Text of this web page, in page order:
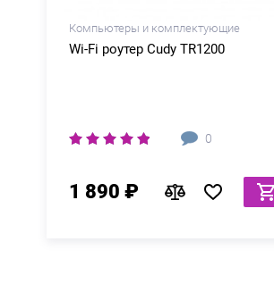
Компьютеры и комплектующие
Wi-Fi роутер Cudy TR1200
0
1 890 ₽